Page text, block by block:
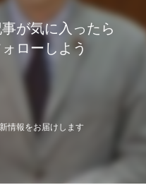
が気に入ったら
ォローしよう
情報をお届けします